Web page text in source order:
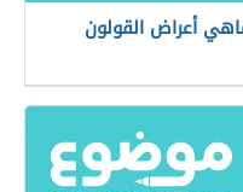
أعراض القولون